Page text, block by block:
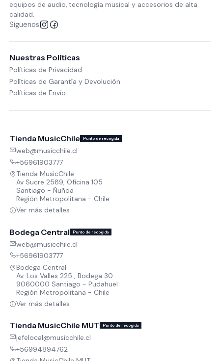
equipos de audio, tecnología musical y accesorios de alta
calidad.
Síguenos
Nuestras Políticas
Políticas de Privacidad
Políticas de Garantía y Devolución
Políticas de Envío
Tienda MusicChile Punto de recogida
web@musicchile.cl
+56961903777
Tienda MusicChile
Av Sucre 2589, Oficina 105
Santiago - Ñuñoa
Región Metropolitana - Chile
Ver más detalles
Bodega Central Punto de recogida
web@musicchile.cl
+56961903777
Bodega Central
Av. Los Valles 225 , Bodega 30
9060000 Santiago - Pudahuel
Región Metropolitana - Chile
Ver más detalles
Tienda MusicChile MUT Punto de recogida
jefelocal@musicchile.cl
+56994894762